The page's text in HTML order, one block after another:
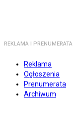
REKLAMA I PRENUMERATA
Reklama
Ogłoszenia
Prenumerata
Archiwum